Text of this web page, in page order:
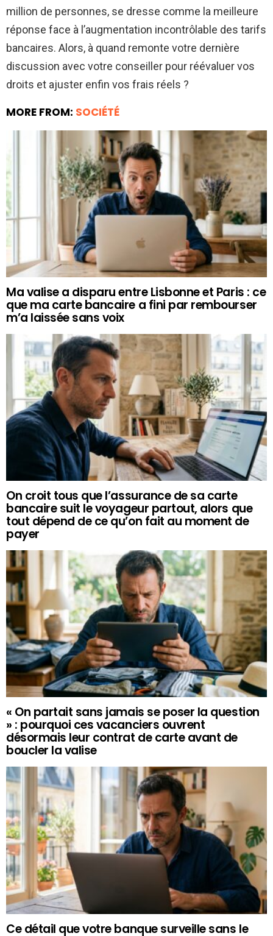
million de personnes, se dresse comme la meilleure
réponse face à l’augmentation incontrôlable des tarifs
bancaires. Alors, à quand remonte votre dernière
discussion avec votre conseiller pour réévaluer vos
droits et ajuster enfin vos frais réels ?
MORE FROM: SOCIÉTÉ
Ma valise a disparu entre Lisbonne et Paris : ce
que ma carte bancaire a fini par rembourser
m’a laissée sans voix
On croit tous que l’assurance de sa carte
bancaire suit le voyageur partout, alors que
tout dépend de ce qu’on fait au moment de
payer
« On partait sans jamais se poser la question
» : pourquoi ces vacanciers ouvrent
désormais leur contrat de carte avant de
boucler la valise
Ce détail que votre banque surveille sans le